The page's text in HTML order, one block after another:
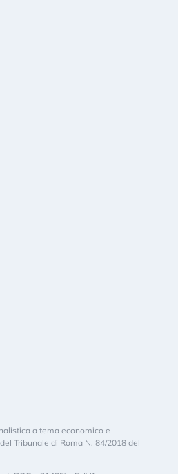
a tema economico e
Tribunale di Roma N. 84/2018 del